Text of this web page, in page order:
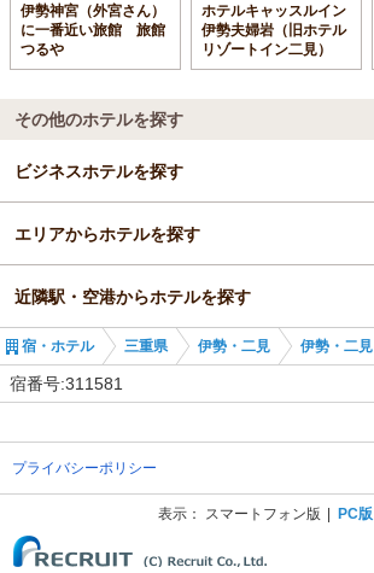
伊勢神宮（外宮さん）
に一番近い旅館 旅館
つるや
ホテルキャッスルイン
伊勢夫婦岩（旧ホテル
リゾートイン二見）
その他のホテルを探す
ビジネスホテルを探す
三重県
伊勢・二見
伊勢市駅
エリアからホテルを探す
三重県
伊勢・二見
近隣駅・空港からホテルを探す
伊勢市駅
山田上口駅
宿・ホテル 三重県 伊勢・二見 伊勢・二見
宿番号:311581
プライバシーポリシー
表示： スマートフォン版 PC版